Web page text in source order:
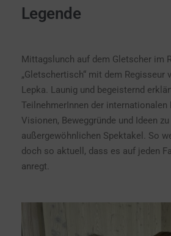
Legende
Mittagslunch auf dem Gletscher im
„Gletschertisch“ mit dem Regisseur
Lepka. Launig und begeisternd
TeilnehmerInnen der internationalen
Visionen, Beweggründe und Ideen
außergewöhnlichen Spektakel. So
doch so aktuell, dass es auf jeden
anregt.